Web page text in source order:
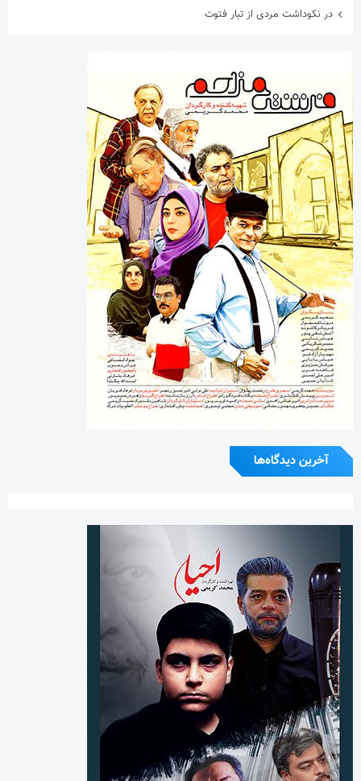
در نکوداشت مردی از تبار فتوت
آخرین دیدگاه‌ها